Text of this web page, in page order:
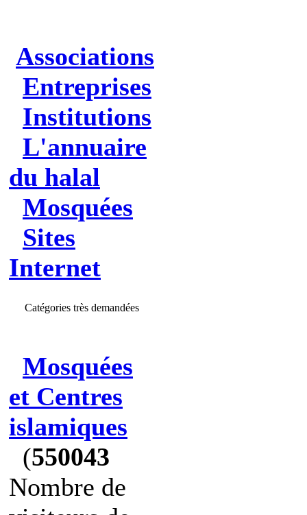
Associations
Entreprises
Institutions
L'annuaire
du halal
Mosquées
Sites
Internet
Catégories très demandées
Mosquées
et Centres
islamiques
(550043
Nombre de